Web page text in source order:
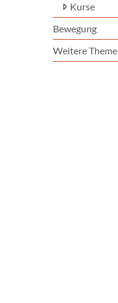
Kurse
Bewegung
Weitere